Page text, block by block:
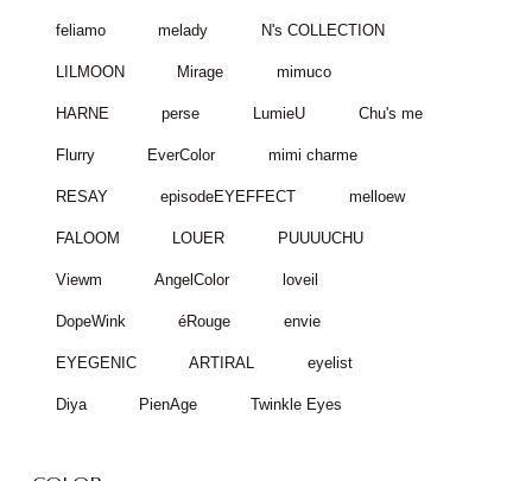
feliamo melady N's COLLECTION
LILMOON Mirage mimuco
HARNE perse LumieU Chu's me
Flurry EverColor mimi charme
RESAY episodeEYEFFECT melloew
FALOOM LOUER PUUUUCHU
Viewm AngelColor loveil
DopeWink éRouge envie
EYEGENIC ARTIRAL eyelist
Diya PienAge Twinkle Eyes